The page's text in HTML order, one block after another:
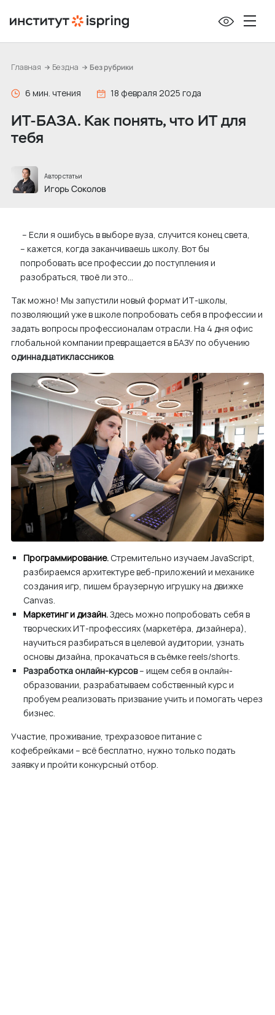
р
Главная Бездна Без рубрики
6 мин. чтения 18 февраля 2025 года
ИТ-БАЗА. Как понять, что ИТ для
тебя
Автор статьи
Игорь Соколов
– Если я ошибусь в выборе вуза, случится конец света,
– кажется, когда заканчиваешь школу. Вот бы
попробовать все профессии до поступления и
разобраться, твоё ли это…
Так можно! Мы запустили новый формат ИТ-школы,
позволяющий уже в школе попробовать себя в профессии и
задать вопросы профессионалам отрасли. На 4 дня офис
глобальной компании превращается в БАЗУ по обучению
одиннадцатиклассников.
Программирование. Стремительно изучаем JavaScript,
разбираемся архитектуре веб-приложений и механике
создания игр, пишем браузерную игрушку на движке
Canvas.
Маркетинг и дизайн.Здесь можно попробовать себя в
творческих ИТ-профессиях (маркетёра, дизайнера),
научиться разбираться в целевой аудитории, узнать
основы дизайна, прокачаться в съёмке reels/shorts.
Разработка онлайн-курсов– ищем себя в онлайн-
образовании, разрабатываем собственный курс и
пробуем реализовать призвание учить и помогать через
бизнес.
Участие, проживание, трехразовое питание с
кофебрейками – всё бесплатно, нужно только подать
заявку и пройти конкурсный отбор.